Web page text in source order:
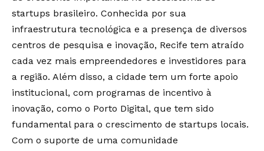
startups brasileiro. Conhecida por sua
infraestrutura tecnológica e a presença de diversos
centros de pesquisa e inovação, Recife tem atraído
cada vez mais empreendedores e investidores para
a região. Além disso, a cidade tem um forte apoio
institucional, com programas de incentivo à
inovação, como o Porto Digital, que tem sido
fundamental para o crescimento de startups locais.
Com o suporte de uma comunidade